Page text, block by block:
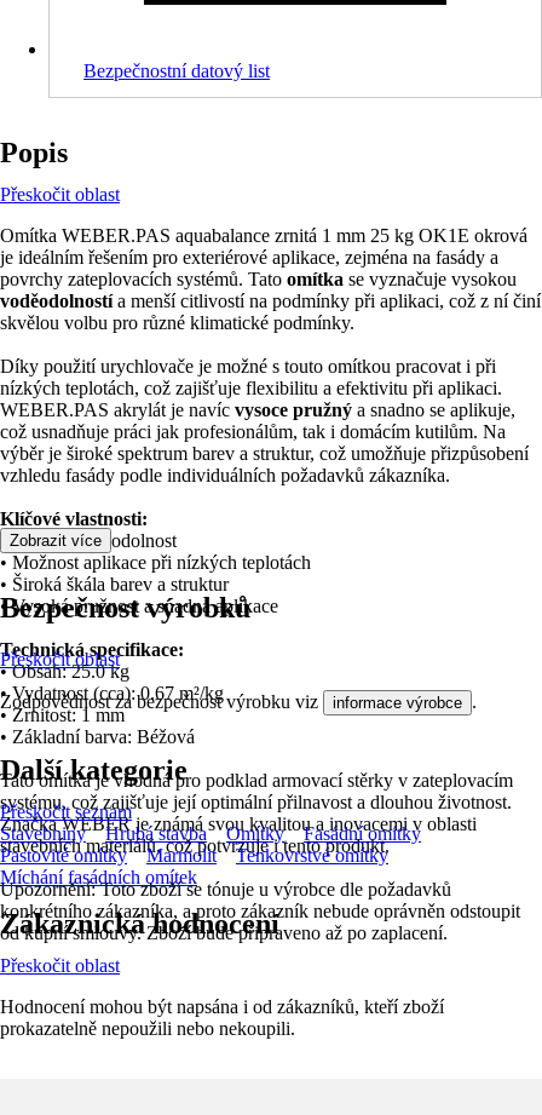
Bezpečnostní datový list
Popis
Přeskočit oblast
Omítka WEBER.PAS aquabalance zrnitá 1 mm 25 kg OK1E okrová
je ideálním řešením pro exteriérové aplikace, zejména na fasády a
povrchy zateplovacích systémů. Tato omítka se vyznačuje vysokou
voděodolnostía menší citlivostí na podmínky při aplikaci, což z ní činí
skvělou volbu pro různé klimatické podmínky.
Díky použití urychlovače je možné s touto omítkou pracovat i při
nízkých teplotách, což zajišťuje flexibilitu a efektivitu při aplikaci.
WEBER.PAS akrylát je navíc vysoce pružný a snadno se aplikuje,
což usnadňuje práci jak profesionálům, tak i domácím kutilům. Na
výběr je široké spektrum barev a struktur, což umožňuje přizpůsobení
vzhledu fasády podle individuálních požadavků zákazníka.
Klíčové vlastnosti:
• Vysoká voděodolnost
• Možnost aplikace při nízkých teplotách
• Široká škála barev a struktur
• Vysoká pružnost a snadná aplikace
Technická specifikace:
• Obsah: 25.0 kg
• Vydatnost (cca): 0.67 m²/kg
• Zrnitost: 1 mm
• Základní barva: Béžová
Tato omítka je vhodná pro podklad armovací stěrky v zateplovacím
systému, což zajišťuje její optimální přilnavost a dlouhou životnost.
Značka WEBER je známá svou kvalitou a inovacemi v oblasti
stavebních materiálů, což potvrzuje i tento produkt.
Upozornění: Toto zboží se tónuje u výrobce dle požadavků
konkrétního zákazníka, a proto zákazník nebude oprávněn odstoupit
od kupní smlouvy. Zboží bude připraveno až po zaplacení.
Zobrazit více
Bezpečnost výrobků
Přeskočit oblast
Zodpovědnost za bezpečnost výrobku viz informace výrobce .
Další kategorie
Přeskočit seznam
Stavebniny
Hrubá stavba Omítky
Fasádní omítky
Pastovité omítky
Marmolit
Tenkovrstvé omítky
Míchání fasádních omítek
Zákaznická hodnocení
Přeskočit oblast
Hodnocení mohou být napsána i od zákazníků, kteří zboží
prokazatelně nepoužili nebo nekoupili.